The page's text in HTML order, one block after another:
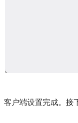
客户端设置完成。接